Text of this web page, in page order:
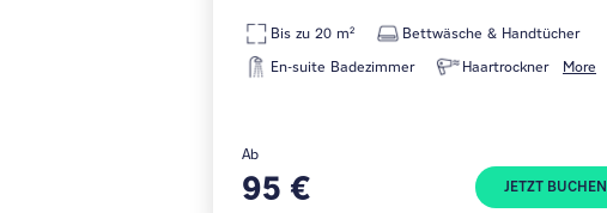
More
Bis zu 20 m²
Bettwäsche & Handtücher
En-suite Badezimmer
Haartrockner
Ab
95 € JETZT BUCHEN